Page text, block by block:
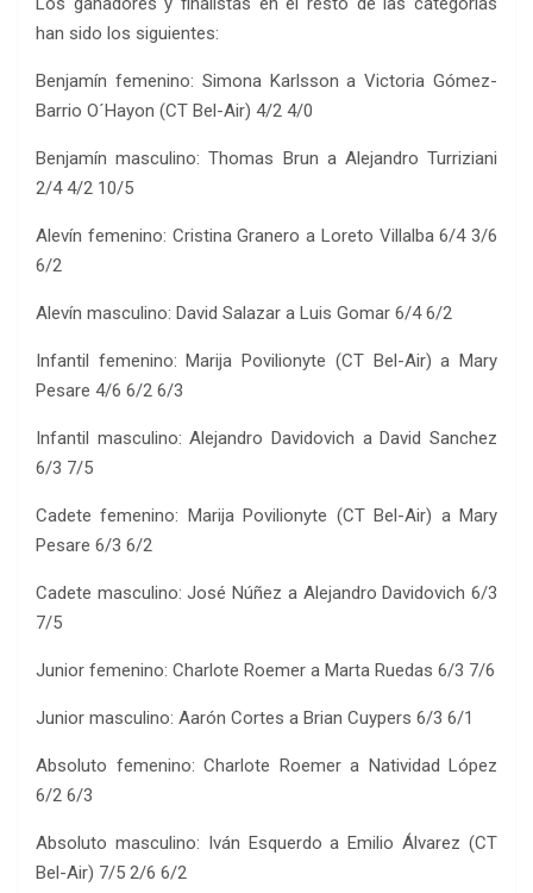
han sido los siguientes:
Benjamín femenino: Simona Karlsson a Victoria Gómez-
Barrio O´Hayon (CT Bel-Air) 4/2 4/0
Benjamín masculino: Thomas Brun a Alejandro Turriziani
2/4 4/2 10/5
Alevín femenino: Cristina Granero a Loreto Villalba 6/4 3/6
6/2
Alevín masculino: David Salazar a Luis Gomar 6/4 6/2
Infantil femenino: Marija Povilionyte (CT Bel-Air) a Mary
Pesare 4/6 6/2 6/3
Infantil masculino: Alejandro Davidovich a David Sanchez
6/3 7/5
Cadete femenino: Marija Povilionyte (CT Bel-Air) a Mary
Pesare 6/3 6/2
Cadete masculino: José Núñez a Alejandro Davidovich 6/3
7/5
Junior femenino: Charlote Roemer a Marta Ruedas 6/3 7/6
Junior masculino: Aarón Cortes a Brian Cuypers 6/3 6/1
Absoluto femenino: Charlote Roemer a Natividad López
6/2 6/3
Absoluto masculino: Iván Esquerdo a Emilio Álvarez (CT
Bel-Air) 7/5 2/6 6/2